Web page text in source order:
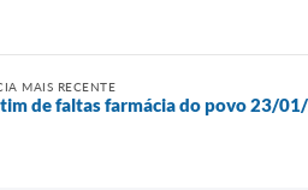
MAIS RECENTE
de faltas farmácia do povo 23/